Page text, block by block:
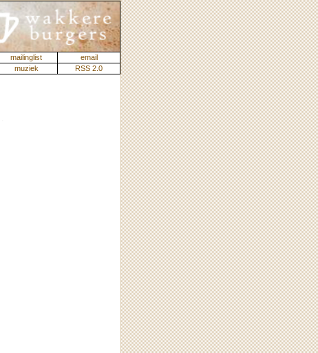
mailinglist
email
muziek RSS 2.0